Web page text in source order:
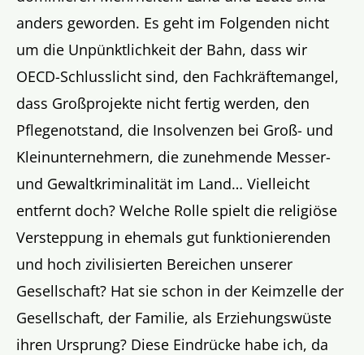
anders geworden. Es geht im Folgenden nicht
um die Unpünktlichkeit der Bahn, dass wir
OECD-Schlusslicht sind, den Fachkräftemangel,
dass Großprojekte nicht fertig werden, den
Pflegenotstand, die Insolvenzen bei Groß- und
Kleinunternehmern, die zunehmende Messer-
und Gewaltkriminalität im Land… Vielleicht
entfernt doch? Welche Rolle spielt die religiöse
Versteppung in ehemals gut funktionierenden
und hoch zivilisierten Bereichen unserer
Gesellschaft? Hat sie schon in der Keimzelle der
Gesellschaft, der Familie, als Erziehungswüste
ihren Ursprung? Diese Eindrücke habe ich, da